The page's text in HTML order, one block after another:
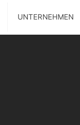
UNTERNEHMEN